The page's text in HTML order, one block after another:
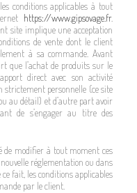
conditions applicables à tout
https://www.gipsovage.fr.
site implique une acceptation
de vente dont le client
à sa commande. Avant
que l’achat de produits sur le
direct avec son activité
personnelle (ce site
au détail) et d’autre part avoir
de s’engager au titre des
de modifier à tout moment ces
réglementation ou dans
fait, les conditions applicables
par le client.